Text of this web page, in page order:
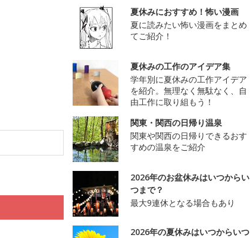
夏休みにおすすめ！怖い漫画
夏に読みたい怖い漫画をまとめ
てご紹介！
夏休みの工作のアイデア集
学年別に夏休みの工作アイデア
を紹介。無理なく無駄なく、自
由工作に取り組もう！
関東・関西の日帰り温泉
関東や関西の日帰りできるおす
すめの温泉をご紹介
2026年のお盆休みはいつからい
つまで？
最大9連休となる場合もあり
2026年の夏休みはいつからいつ